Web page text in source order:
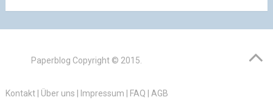
Paperblog Copyright © 2015.
Kontakt| Über uns Impressum FAQ AGB